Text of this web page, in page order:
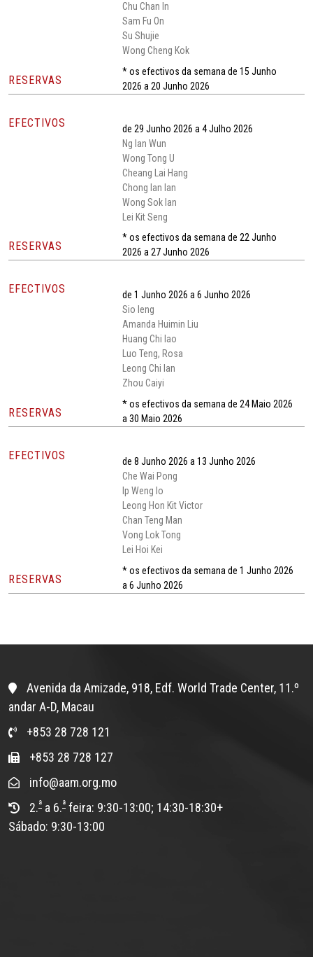
Chu Chan In
Sam Fu On
Su Shujie
Wong Cheng Kok
RESERVAS
* os efectivos da semana de 15 Junho
2026 a 20 Junho 2026
EFECTIVOS
de 29 Junho 2026 a 4 Julho 2026
Ng Ian Wun
Wong Tong U
Cheang Lai Hang
Chong Ian Ian
Wong Sok Ian
Lei Kit Seng
RESERVAS
* os efectivos da semana de 22 Junho
2026 a 27 Junho 2026
EFECTIVOS
de 1 Junho 2026 a 6 Junho 2026
Sio Ieng
Amanda Huimin Liu
Huang Chi Iao
Luo Teng, Rosa
Leong Chi Ian
Zhou Caiyi
RESERVAS
* os efectivos da semana de 24 Maio 2026
a 30 Maio 2026
EFECTIVOS
de 8 Junho 2026 a 13 Junho 2026
Che Wai Pong
Ip Weng Io
Leong Hon Kit Victor
Chan Teng Man
Vong Lok Tong
Lei Hoi Kei
RESERVAS
* os efectivos da semana de 1 Junho 2026
a 6 Junho 2026
Avenida da Amizade, 918, Edf. World Trade Center, 11.º
andar A-D, Macau
+853 28 728 121
+853 28 728 127
info@aam.org.mo
2.ª a 6.ª feira: 9:30-13:00; 14:30-18:30+
Sábado: 9:30-13:00